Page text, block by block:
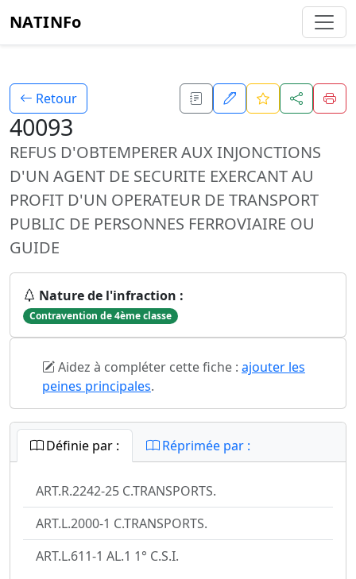
NATINFo
Retour
40093
REFUS D'OBTEMPERER AUX INJONCTIONS
D'UN AGENT DE SECURITE EXERCANT AU
PROFIT D'UN OPERATEUR DE TRANSPORT
PUBLIC DE PERSONNES FERROVIAIRE OU
GUIDE
Nature de l'infraction :
Contravention de 4ème classe
Aidez à compléter cette fiche : ajouter les
peines principales.
Définie par : Réprimée par :
ART.R.2242-25 C.TRANSPORTS.
ART.L.2000-1 C.TRANSPORTS.
ART.L.611-1 AL.1 1° C.S.I.